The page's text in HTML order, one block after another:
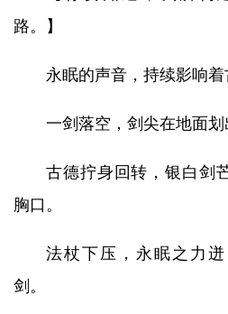
路。】
永眠的声音，持续影响着
一剑落空，剑尖在地面划
古德拧身回转，银白剑
胸口。
法杖下压，永眠之力
剑。